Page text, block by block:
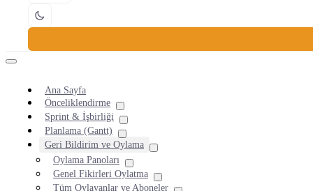
Ana Sayfa
Önceliklendirme
Sprint & İşbirliği
Planlama (Gantt)
Geri Bildirim ve Oylama
Oylama Panoları
Genel Fikirleri Oylatma
Tüm Oylayanlar ve Aboneler